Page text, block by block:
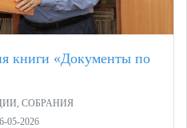
книги «Документы по
СОБРАНИЯ
05-2026